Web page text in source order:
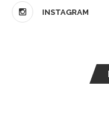
INSTAGRAM